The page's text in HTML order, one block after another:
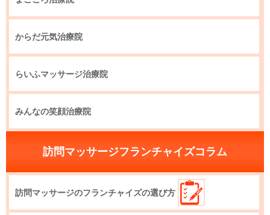
からだ元気治療院
らいふマッサージ治療院
みんなの笑顔治療院
訪問マッサージフランチャイズコラム
訪問マッサージのフランチャイズの選び方